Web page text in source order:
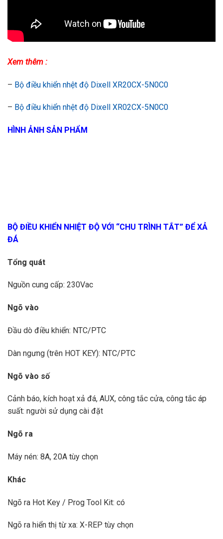
Xem thêm :
– Bộ điều khiển nhệt độ Dixell XR20CX-5N0C0
– Bộ điều khiển nhệt độ Dixell XR02CX-5N0C0
HÌNH ẢNH SẢN PHẨM
BỘ ĐIỀU KHIỂN NHIỆT ĐỘ VỚI “CHU TRÌNH TẮT” ĐỂ XẢ
ĐÁ
Tổng quát
Nguồn cung cấp: 230Vac
Ngõ vào
Đầu dò điều khiển: NTC/PTC
Dàn ngưng (trên HOT KEY): NTC/PTC
Ngõ vào số
Cảnh báo, kích hoạt xả đá, AUX, công tắc cửa, công tắc áp
suất: người sử dụng cài đặt
Ngõ ra
Máy nén: 8A, 20A tùy chọn
Khác
Ngõ ra Hot Key / Prog Tool Kit: có
Ngõ ra hiển thị từ xa: X-REP tùy chọn